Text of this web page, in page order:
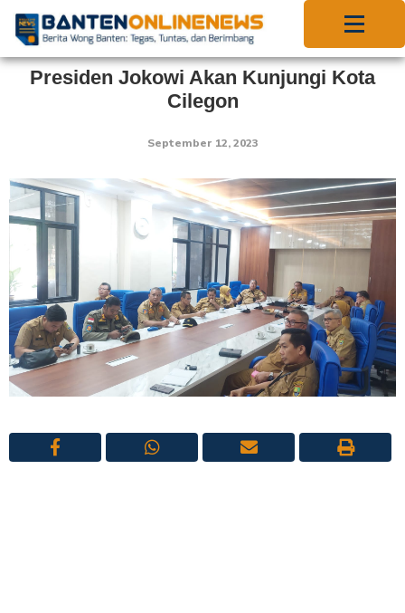
Presiden Jokowi Akan Kunjungi Kota
Cilegon
September 12, 2023